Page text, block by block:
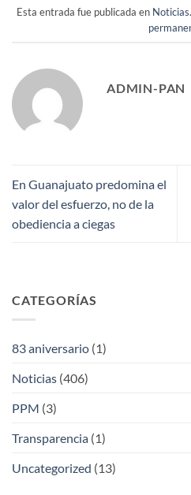
Esta entrada fue publicada en Noticias
ADMIN-PAN
En Guanajuato predomina el
valor del esfuerzo, no de la
obediencia a ciegas
CATEGORÍAS
83 aniversario (1)
Noticias (406)
PPM (3)
Transparencia (1)
Uncategorized (13)